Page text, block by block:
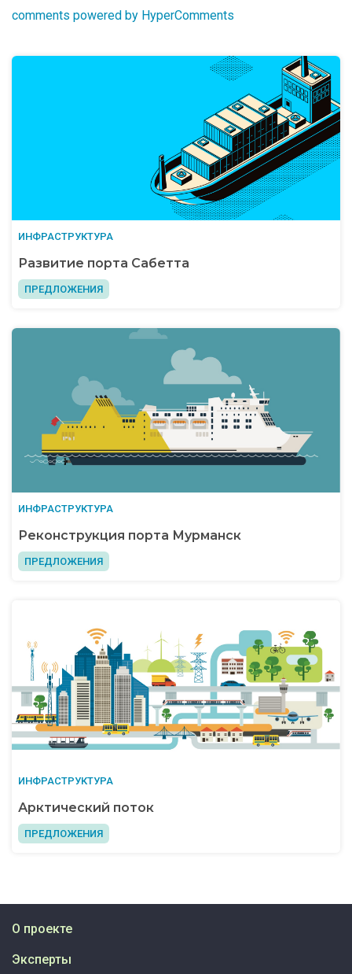
comments powered by HyperComments
ИНФРАСТРУКТУРА
Развитие порта Сабетта
ПРЕДЛОЖЕНИЯ
ИНФРАСТРУКТУРА
Реконструкция порта Мурманск
ПРЕДЛОЖЕНИЯ
ИНФРАСТРУКТУРА
Арктический поток
ПРЕДЛОЖЕНИЯ
О проекте
Эксперты